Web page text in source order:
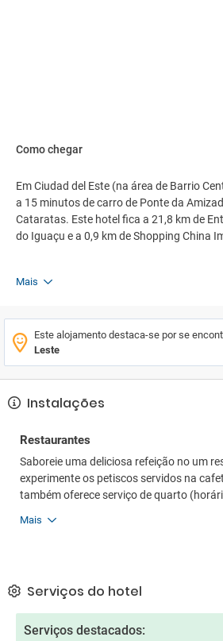
Como chegar
Em Ciudad del Este (na área de Barrio
a 15 minutos de carro de Ponte da
Cataratas. Este hotel fica a 21,8 km de
do Iguaçu e a 0,9 km de Shopping China
Mais
Este alojamento destaca-se por se
Leste
Instalações
Restaurantes
Saboreie uma deliciosa refeição no um
experimente os petiscos servidos na
também oferece serviço de quarto
Mais
Serviços do hotel
Serviços destacados: